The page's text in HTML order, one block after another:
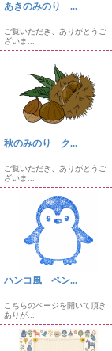
あきのみのり ...
ご覧いただき、ありがとうご
ざいま...
秋のみのり ク...
ご覧いただき、ありがとうご
ざいま...
ハンコ風 ペン...
こちらのページを開いて頂き
ありが...